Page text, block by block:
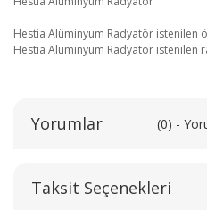
Hestia Alüminyum Radyatör istenilen
Hestia Alüminyum Radyatör istenilen
Yorumlar (0) -
Bu ürüne ilk
Taksit Seçenekleri